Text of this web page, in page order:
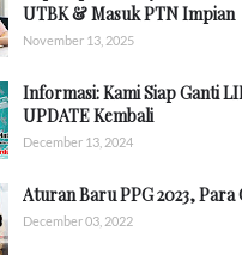
UTBK & Masuk PTN Impian
November 13, 2025
Informasi: Kami Siap Ganti
UPDATE Kembali
December 13, 2024
Aturan Baru PPG 2023, Para
December 03, 2022